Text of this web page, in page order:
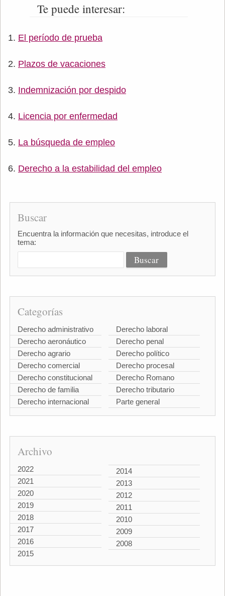
Te puede interesar:
El período de prueba
Plazos de vacaciones
Indemnización por despido
Licencia por enfermedad
La búsqueda de empleo
Derecho a la estabilidad del empleo
Buscar
Encuentra la información que necesitas, introduce el
tema:
Categorías
Derecho administrativo
Derecho aeronáutico
Derecho agrario
Derecho comercial
Derecho constitucional
Derecho de familia
Derecho internacional
Derecho laboral
Derecho penal
Derecho político
Derecho procesal
Derecho Romano
Derecho tributario
Parte general
Archivo
2022
2021
2020
2019
2018
2017
2016
2015
2014
2013
2012
2011
2010
2009
2008